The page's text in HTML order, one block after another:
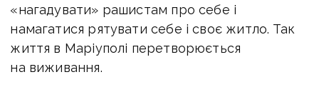
«нагадувати» рашистам про себе і
намагатися рятувати себе і своє житло. Так
життя в Маріуполі перетворюється
на виживання.